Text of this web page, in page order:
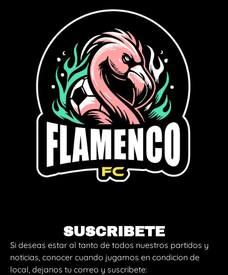
SUSCRIBETE
Si deseas estar al tanto de todos nuestros partidos y
noticias, conocer cuando jugamos en condicion de
local, dejanos tu correo y suscribete: